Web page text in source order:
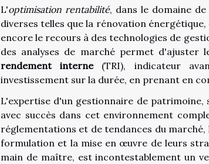
L'optimisation rentabilité, dans le domaine de
diverses telles que la rénovation
encore le recours à des technologies de
des analyses de marché permet d'ajuster
rendement interne(TRI), indicateur
investissement sur la durée, en prenant en
L'expertise d'un gestionnaire de
avec succès dans cet environnement
réglementations et de tendances du
formulation et la mise en œuvre de leurs
main de maître, est incontestablement un